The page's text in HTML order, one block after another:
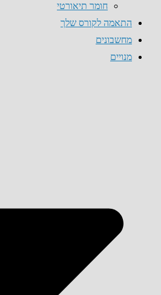
חומר תיאורטי
התאמה לקורס שלך
מחשבונים
מנויים